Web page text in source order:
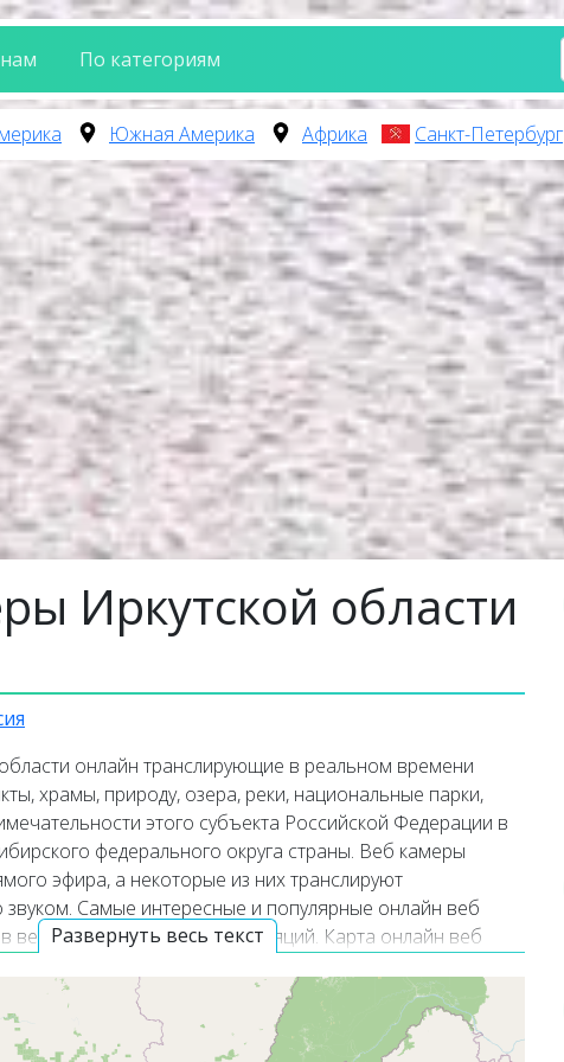
По категориям
Южная Америка Африка Санкт-Петербург
Иркутской области
Развернуть весь текст
онлайн транслирующие в реальном времени
храмы, природу, озера, реки, национальные парки,
этого субъекта Российской Федерации в
федерального округа страны. Веб камеры
эфира, а некоторые из них транслируют
Самые интересные и популярные онлайн веб
верхней части списка трансляций. Карта онлайн веб
об Иркутской